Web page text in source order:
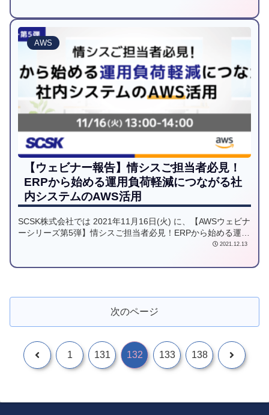
客様から頂きます。今回はAWSで構築したサービスの障害
を、Zabbixで検知させる方法についてご紹介します。
AWS
【ウェビナー報告】情シスご担当者必見！
ERPから始める運用負荷軽減につながる社
内システムのAWS活用
SCSK株式会社では 2021年11月16日(火) に、【AWSウェビナ
ーシリーズ第5弾】情シスご担当者必見！ERPから始める運用
負荷軽減につながる社内システムのAWS活用 を、アマゾン ウ
を開催いたしました。当日は多数の方にご参加頂き、ありが
2021.12.13
次のページ
1 131 132 133 138